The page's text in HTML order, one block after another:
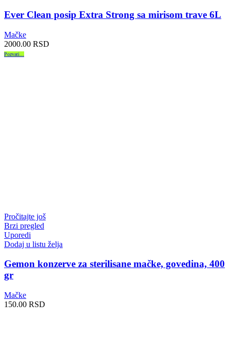
Ever Clean posip Extra Strong sa mirisom trave 6L
Mačke
2000.00 RSD
Pozvati...
Pročitajte još
Brzi pregled
Uporedi
Dodaj u listu želja
Gemon konzerve za sterilisane mačke, govedina, 400
gr
Mačke
150.00 RSD